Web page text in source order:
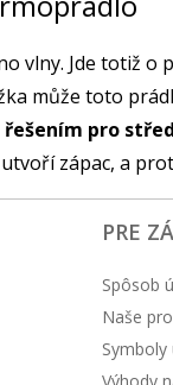
vlny. Jde totiž
může toto
pro
zápac, a
PRE
Spôsob
Naše
Symboly